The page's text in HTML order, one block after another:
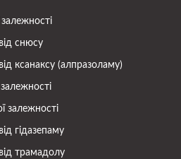
снюсу
ксанаксу (алпразоламу)
залежності
гідазепаму
трамадолу